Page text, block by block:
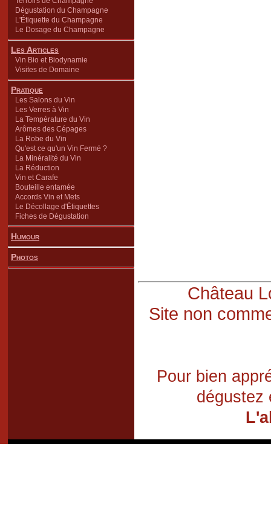
Dégustation du Champagne
L'Étiquette du Champagne
Le Dosage du Champagne
Les Articles
Vin Bio et Biodynamie
Visites de Domaine
Pratique
Les Salons du Vin
Les Verres à Vin
La Température du Vin
Arômes des Cépages
La Robe du Vin
Qu'est ce qu'un Vin Fermé ?
La Minéralité du Vin
La Réduction
Vin et Carafe
Bouteille entamée
Accords Vin et Mets
Le Décollage d'Étiquettes
Fiches de Dégustation
Humour
Photos
Château
Site non
Pour bien
dégustez